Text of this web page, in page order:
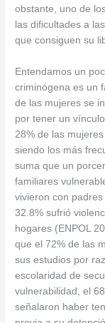
obstante, uno de
las dificultades a
que consiguen su
Entendamos un
criminógena es un
de las mujeres se
por tener un
28% de las
siendo los más
suma que un
familiares
vivieron con
32.8% sufrió
hogares (ENPOL
que el 72% de las
sus estudios por
escolaridad de
vulnerabilidad, el
señalaron haber